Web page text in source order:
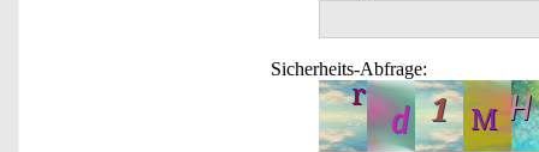
Sicherheits-Abfrage: